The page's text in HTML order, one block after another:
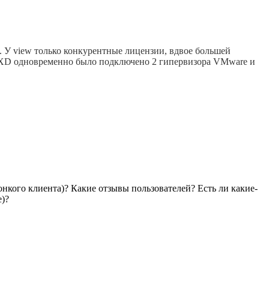
У view только конкурентные лицензии, вдвое большей
одновременно было подключено 2 гипервизора VMware и
клиента)? Какие отзывы пользователей? Есть ли какие-